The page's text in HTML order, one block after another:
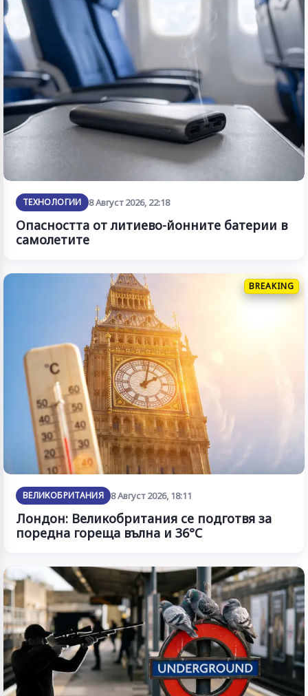
ТЕХНОЛОГИИ 8 Август 2026, 22:18
Опасността от литиево-йонните батерии в
самолетите
BREAKING
ВЕЛИКОБРИТАНИЯ 8 Август 2026, 18:11
Лондон: Великобритания се подготвя за
поредна гореща вълна и 36°C